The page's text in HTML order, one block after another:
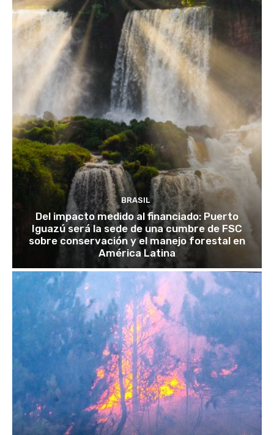
BRASIL
Del impacto medido al financiado: Puerto
Iguazú será la sede de una cumbre de FSC
sobre conservación y el manejo forestal en
América Latina